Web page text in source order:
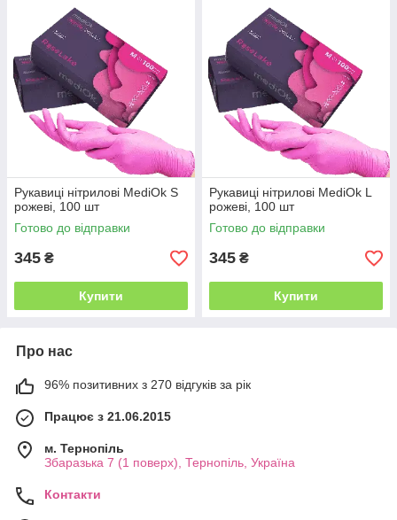
Рукавиці нітрилові MediOk S
рожеві, 100 шт
Готово до відправки
345 ₴
Купити
Рукавиці нітрилові MediOk L
рожеві, 100 шт
Готово до відправки
345 ₴
Купити
Про нас
96% позитивних з 270 відгуків за рік
Працює з 21.06.2015
м. Тернопіль
Збаразька 7 (1 поверх), Тернопіль, Україна
Контакти